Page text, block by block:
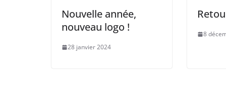
Nouvelle année,
nouveau logo !
28 janvier 2024
8